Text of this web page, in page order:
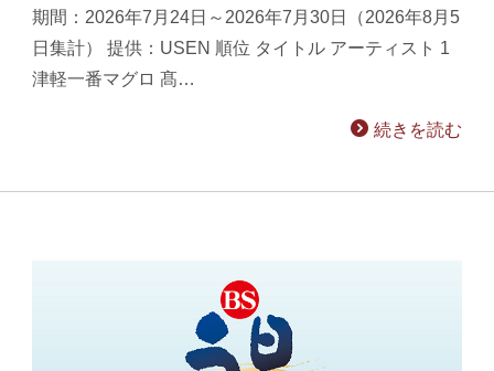
期間：2026年7月24日～2026年7月30日（2026年8月5
日集計） 提供：USEN 順位 タイトル アーティスト 1
津軽一番マグロ 髙…
続きを読む